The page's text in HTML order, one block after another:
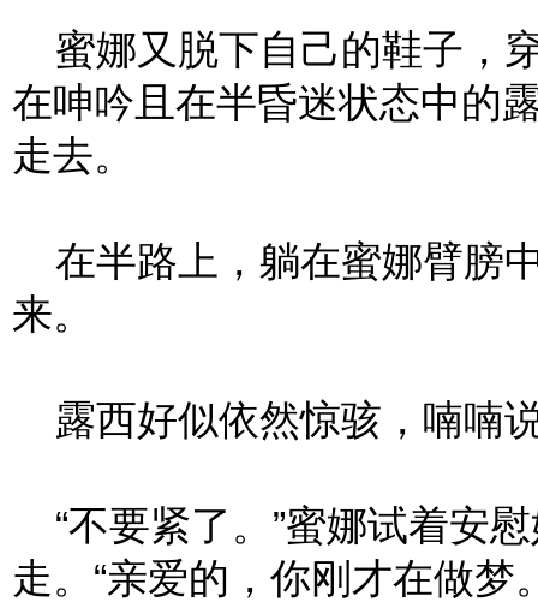
蜜娜又脱下自己的鞋子，
在呻吟且在半昏迷状态中的
走去。
在半路上，躺在蜜娜臂膀
来。
露西好似依然惊骇，喃喃
“不要紧了。”蜜娜试着安
走。“亲爱的，你刚才在做梦